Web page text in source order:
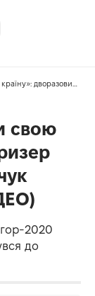
2020 Романчук повернувся з Токіо (ВІДЕО)
свою
2020
до